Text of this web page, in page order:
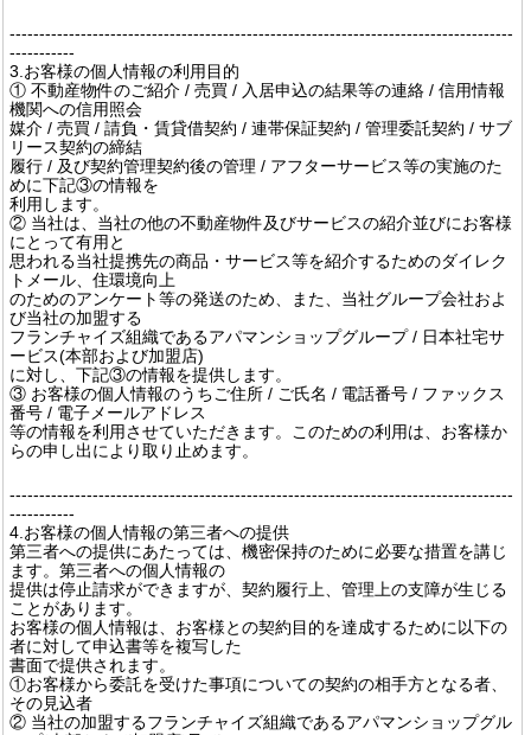
-------------------------------------------------------------------------------------
-----------
3.お客様の個人情報の利用目的
① 不動産物件のご紹介 / 売買 / 入居申込の結果等の連絡 / 信用情報
機関への信用照会
媒介 / 売買 / 請負・賃貸借契約 / 連帯保証契約 / 管理委託契約 / サブ
リース契約の締結
履行 / 及び契約管理契約後の管理 / アフターサービス等の実施のた
めに下記③の情報を
利用します。
② 当社は、当社の他の不動産物件及びサービスの紹介並びにお客様
にとって有用と
思われる当社提携先の商品・サービス等を紹介するためのダイレク
トメール、住環境向上
のためのアンケート等の発送のため、また、当社グループ会社およ
び当社の加盟する
フランチャイズ組織であるアパマンショップグループ / 日本社宅サ
ービス(本部および加盟店)
に対し、下記③の情報を提供します。
③ お客様の個人情報のうちご住所 / ご氏名 / 電話番号 / ファックス
番号 / 電子メールアドレス
等の情報を利用させていただきます。このための利用は、お客様か
らの申し出により取り止めます。
-------------------------------------------------------------------------------------
-----------
4.お客様の個人情報の第三者への提供
第三者への提供にあたっては、機密保持のために必要な措置を講じ
ます。第三者への個人情報の
提供は停止請求ができますが、契約履行上、管理上の支障が生じる
ことがあります。
お客様の個人情報は、お客様との契約目的を達成するために以下の
者に対して申込書等を複写した
書面で提供されます。
①お客様から委託を受けた事項についての契約の相手方となる者、
その見込者
② 当社の加盟するフランチャイズ組織であるアパマンショップグル